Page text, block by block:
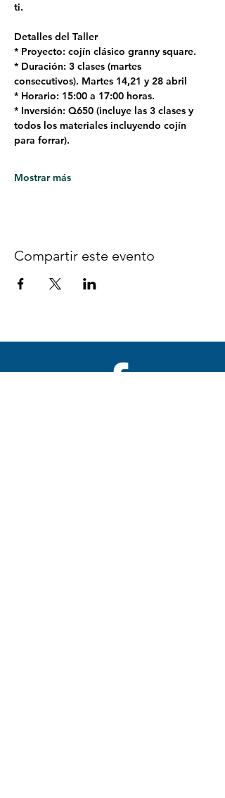
ti.
Detalles del Taller
* Proyecto: cojín clásico granny square.
* Duración: 3 clases (martes
consecutivos). Martes 14,21 y 28 abril
* Horario: 15:00 a 17:00 horas.
* Inversión: Q650 (incluye las 3 clases y
todos los materiales incluyendo cojín
para forrar).
Mostrar más
Compartir este evento